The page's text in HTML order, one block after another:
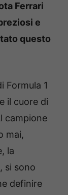
Ferrari
e
questo
Formula 1
il cuore di
campione
mai,
la
, si sono
definire